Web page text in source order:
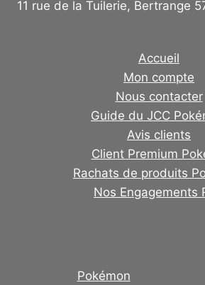
11 rue de la Tuilerie, Bertrange
Accueil
Mon compte
Nous contacter
Guide du JCC
Avis clients
Client Premium
Rachats de produits
Nos Engagements
Pokémon